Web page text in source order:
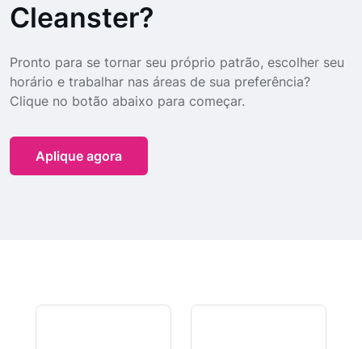
Cleanster?
Pronto para se tornar seu próprio patrão, escolher seu
horário e trabalhar nas áreas de sua preferência?
Clique no botão abaixo para começar.
Aplique agora